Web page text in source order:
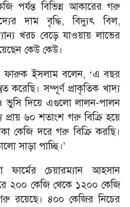
পর্যন্ত বিভিন্ন আকারের গরু
দাম বৃদ্ধি, বিদ্যুৎ বিল,
খরচ বেড়ে যাওয়ায় লাভের
কেউ কেউ।
ফারুক ইসলাম বলেন, ‘এ বছর
করেছি। সম্পূর্ণ প্রাকৃতিক খাদ্য
ভুসি দিয়ে এগুলো লালন-পালন
৬০ শতাংশ গরু বিক্রি হয়ে
কেজি দরে গরু বিক্রি করছি।
সাড়া পাচ্ছি।’
ফার্মের চেয়ারম্যান আহসান
২০০ কেজি থেকে ১২০০ কেজি
গরু রয়েছে। ৪০০ কেজির নিচের